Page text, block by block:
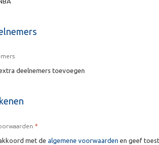
deelnemers toevoegen
*
met de algemene voorwaarden en geef